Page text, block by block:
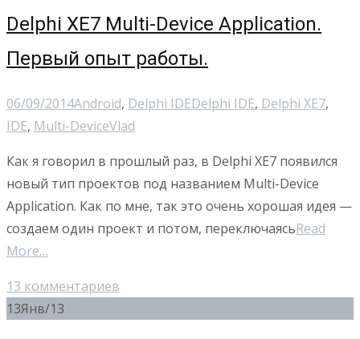
Delphi XE7 Multi-Device Application.
Первый опыт работы.
06/09/2014Android, Delphi IDEDelphi IDE, Delphi XE7,
IDE, Multi-DeviceVlad
Как я говорил в прошлый раз, в Delphi XE7 появился
новый тип проектов под названием Multi-Device
Application. Как по мне, так это очень хорошая идея —
создаем один проект и потом, переключаясьRead
More…
13 комментариев
13Янв/13